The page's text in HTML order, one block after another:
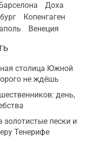
Барселона
Доха
Копенгаген
Венеция
столица Южной
не ждёшь
день,
пески и
Тенерифе